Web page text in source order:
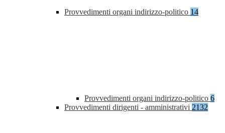
Provvedimenti organi indirizzo-politico 14
Provvedimenti organi indirizzo-politico 6
Provvedimenti dirigenti - amministrativi 2132